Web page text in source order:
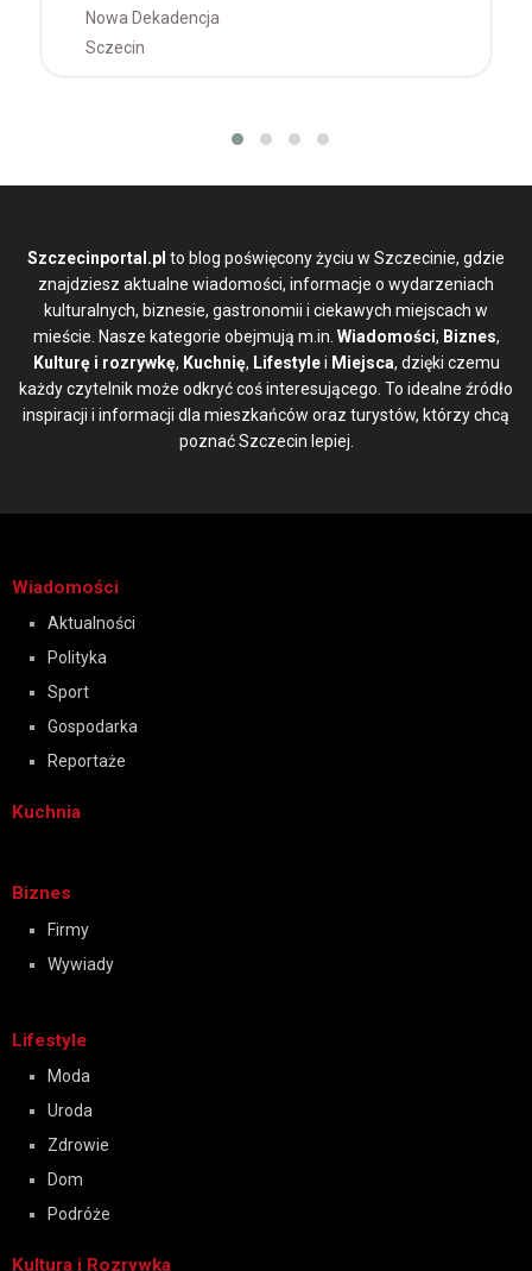
Nowa Dekadencja
Sczecin
Szczecinportal.pl to blog poświęcony życiu w Szczecinie, gdzie
znajdziesz aktualne wiadomości, informacje o wydarzeniach
kulturalnych, biznesie, gastronomii i ciekawych miejscach w
mieście. Nasze kategorie obejmują m.in. Wiadomości, Biznes,
Kulturę i rozrywkę, Kuchnię, Lifestylei Miejsca, dzięki czemu
każdy czytelnik może odkryć coś interesującego. To idealne źródło
inspiracji i informacji dla mieszkańców oraz turystów, którzy chcą
poznać Szczecin lepiej.
Wiadomości
Aktualności
Polityka
Sport
Gospodarka
Reportaże
Kuchnia
Biznes
Firmy
Wywiady
Lifestyle
Moda
Uroda
Zdrowie
Dom
Podróże
Kultura i Rozrywka